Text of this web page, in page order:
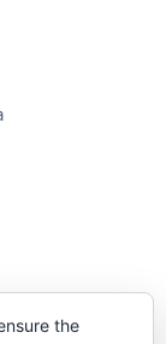
que
the